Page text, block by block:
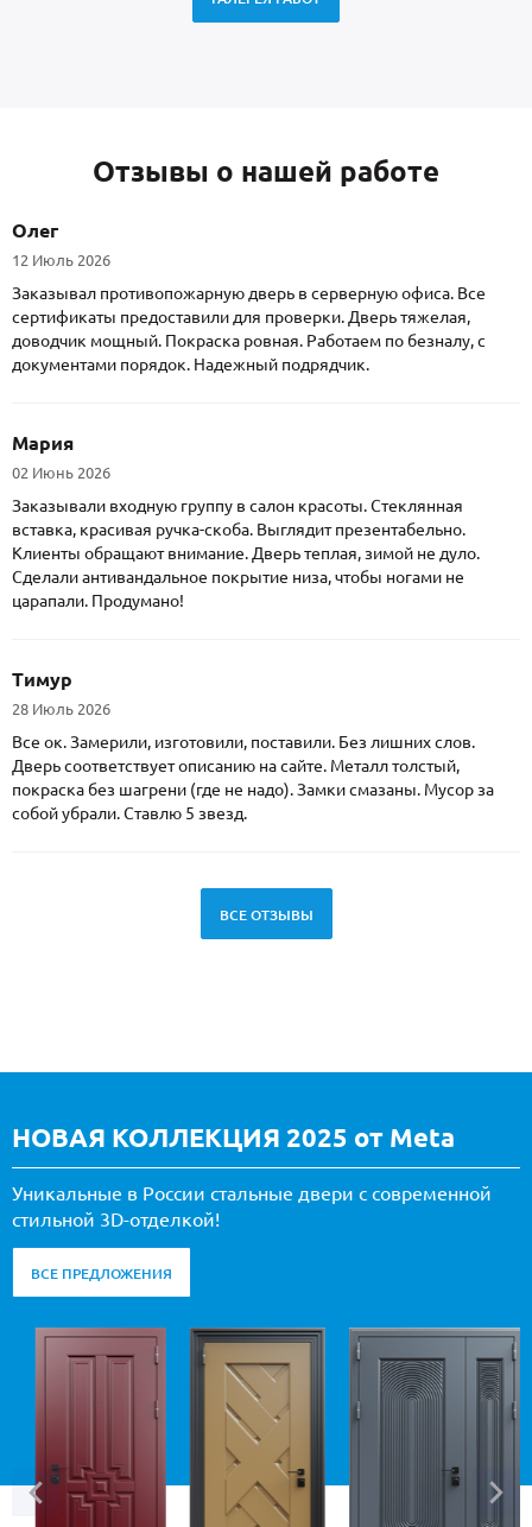
Отзывы о нашей работе
Олег
12 Июль 2026
Заказывал противопожарную дверь в серверную офиса. Все
сертификаты предоставили для проверки. Дверь тяжелая,
доводчик мощный. Покраска ровная. Работаем по безналу, с
документами порядок. Надежный подрядчик.
Мария
02 Июнь 2026
Заказывали входную группу в салон красоты. Стеклянная
вставка, красивая ручка-скоба. Выглядит презентабельно.
Клиенты обращают внимание. Дверь теплая, зимой не дуло.
Сделали антивандальное покрытие низа, чтобы ногами не
царапали. Продумано!
Тимур
28 Июль 2026
Все ок. Замерили, изготовили, поставили. Без лишних слов.
Дверь соответствует описанию на сайте. Металл толстый,
покраска без шагрени (где не надо). Замки смазаны. Мусор за
собой убрали. Ставлю 5 звезд.
ВСЕ ОТЗЫВЫ
НОВАЯ КОЛЛЕКЦИЯ 2025 от Meta
Уникальные в России стальные двери с современной
стильной 3D-отделкой!
ВСЕ ПРЕДЛОЖЕНИЯ